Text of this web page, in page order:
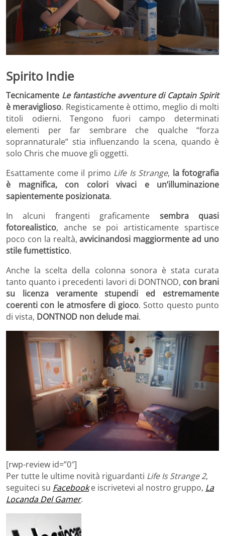
Spirito Indie
Tecnicamente Le fantastiche avventure di Captain Spirit
è meraviglioso. Registicamente è ottimo, meglio di molti
titoli odierni. Tengono fuori campo determinati
elementi per far sembrare che qualche “forza
soprannaturale” stia influenzando la scena, quando è
solo Chris che muove gli oggetti.
Esattamente come il primo Life Is Strange, la fotografia
è magnifica, con colori vivaci e un’illuminazione
sapientemente posizionata.
In alcuni frangenti graficamente sembra quasi
fotorealistico, anche se poi artisticamente spartisce
poco con la realtà,avvicinandosi maggiormente ad uno
stile fumettistico.
Anche la scelta della colonna sonora è stata curata
tanto quanto i precedenti lavori di DONTNOD, con brani
su licenza veramente stupendi ed estremamente
coerenti con le atmosfere di gioco. Sotto questo punto
di vista, DONTNOD non delude mai.
[rwp-review id=”0″]
Per tutte le ultime novità riguardanti Life Is Strange 2,
seguiteci su Facebook e iscrivetevi al nostro gruppo, La
Locanda Del Gamer.